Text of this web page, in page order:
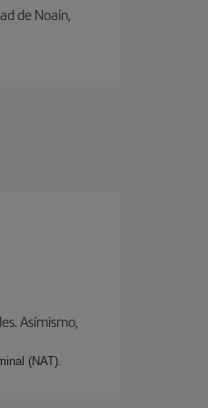
de Noaín,
Asímismo,
(NAT).